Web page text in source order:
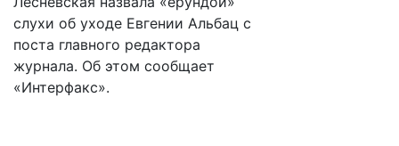
слухи об уходе Евгении Альбац с
поста главного редактора
журнала. Об этом сообщает
«Интерфакс».